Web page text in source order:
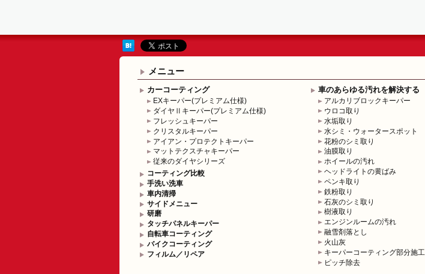
メニュー
カーコーティング
EXキーパー(プレミアム仕様)
ダイヤⅡキーパー(プレミアム仕様)
フレッシュキーパー
クリスタルキーパー
アイアン・プロテクトキーパー
マットテクスチャキーパー
従来のダイヤシリーズ
コーティング比較
手洗い洗車
車内清掃
サイドメニュー
研磨
タッチパネルキーパー
自転車コーティング
バイクコーティング
フィルム／リペア
車のあらゆる汚れを解決する
アルカリブロックキーパー
ウロコ取り
水垢取り
水シミ・ウォータースポット
花粉のシミ取り
油膜取り
ホイールの汚れ
ヘッドライトの黄ばみ
ペンキ取り
鉄粉取り
石灰のシミ取り
樹液取り
エンジンルームの汚れ
融雪剤落とし
火山灰
キーパーコーティング部分施工
ピッチ除去